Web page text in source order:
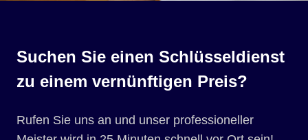
Suchen Sie einen Schlüsseldienst
zu einem vernünftigen Preis?
Rufen Sie uns an und unser professioneller